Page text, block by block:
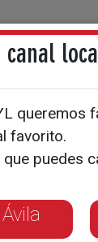
canal
queremos
favorito.
que puedes
Ávila